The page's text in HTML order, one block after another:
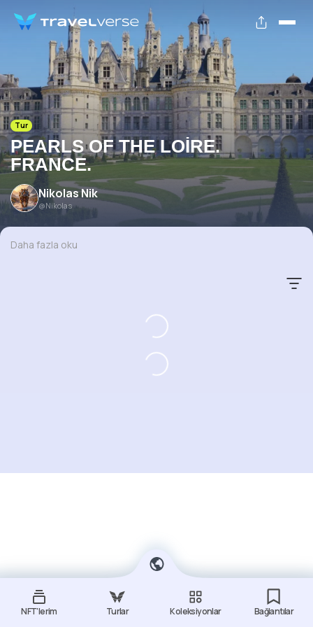
Tur
PEARLS OF THE LOIRE.
FRANCE.
NikolasNik
@Nikolas
Daha fazla oku
NFT'lerim Turlar Koleksiyonlar Bağlantılar